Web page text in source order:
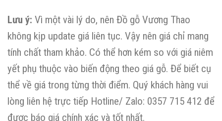
Lưu ý: Vì một vài lý do, nên Đồ gỗ Vương Thao
không kịp update giá liên tục. Vậy nên giá chỉ mang
tính chất tham khảo. Có thể hơn kém so với giá niêm
yết phụ thuộc vào biến động theo giá gỗ. Để biết cụ
thể về giá trong từng thời điểm. Quý khách hàng vui
lòng liên hệ trực tiếp Hotline/ Zalo: 0357 715 412 để
được báo giá chính xác và tốt nhất.